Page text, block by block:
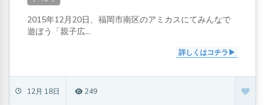
2015年12月20日、福岡市南区のアミカスにてみんなで
遊ぼう「親子広...
詳しくはコチラ
12月 18日 249